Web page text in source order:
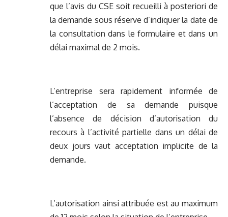
que l’avis du CSE soit recueilli à posteriori de
la demande sous réserve d’indiquer la date de
la consultation dans le formulaire et dans un
délai maximal de 2 mois.
L’entreprise sera rapidement informée de
l’acceptation de sa demande puisque
l’absence de décision d’autorisation du
recours à l’activité partielle dans un délai de
deux jours vaut acceptation implicite de la
demande.
L’autorisation ainsi attribuée est au maximum